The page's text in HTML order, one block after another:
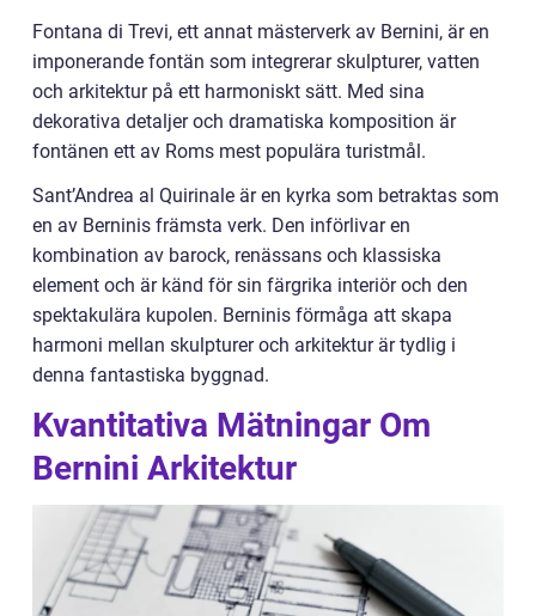
Fontana di Trevi, ett annat mästerverk av Bernini, är en
imponerande fontän som integrerar skulpturer, vatten
och arkitektur på ett harmoniskt sätt. Med sina
dekorativa detaljer och dramatiska komposition är
fontänen ett av Roms mest populära turistmål.
Sant’Andrea al Quirinale är en kyrka som betraktas som
en av Berninis främsta verk. Den införlivar en
kombination av barock, renässans och klassiska
element och är känd för sin färgrika interiör och den
spektakulära kupolen. Berninis förmåga att skapa
harmoni mellan skulpturer och arkitektur är tydlig i
denna fantastiska byggnad.
Kvantitativa Mätningar Om
Bernini Arkitektur